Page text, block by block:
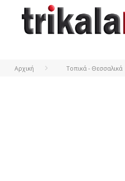
Αρχική Τοπικά - Θεσσαλικά